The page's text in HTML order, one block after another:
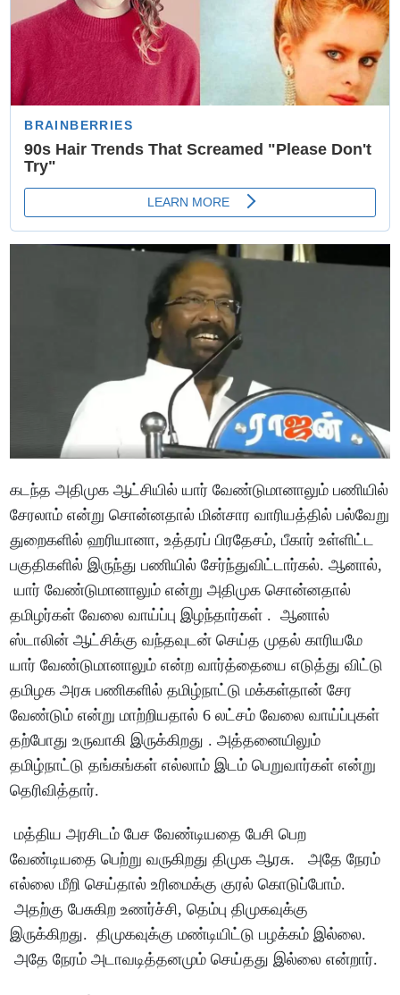
கடந்த அதிமுக ஆட்சியில் யார் வேண்டுமானாலும் பணியில்
சேரலாம் என்று சொன்னதால் மின்சார வாரியத்தில் பல்வேறு
துறைகளில் ஹரியானா, உத்தரப் பிரதேசம், பீகார் உள்ளிட்ட
பகுதிகளில் இருந்து பணியில் சேர்ந்துவிட்டார்கல். ஆனால்,
யார் வேண்டுமானாலும் என்று அதிமுக சொன்னதால்
தமிழர்கள் வேலை வாய்ப்பு இழந்தார்கள் . ஆனால்
ஸ்டாலின் ஆட்சிக்கு வந்தவுடன் செய்த முதல் காரியமே
யார் வேண்டுமானாலும் என்ற வார்த்தையை எடுத்து விட்டு
தமிழக அரசு பணிகளில் தமிழ்நாட்டு மக்கள்தான் சேர
வேண்டும் என்று மாற்றியதால் 6 லட்சம் வேலை வாய்ப்புகள்
தற்போது உருவாகி இருக்கிறது . அத்தனையிலும்
தமிழ்நாட்டு தங்கங்கள் எல்லாம் இடம் பெறுவார்கள் என்று
தெரிவித்தார்.
மத்திய அரசிடம் பேச வேண்டியதை பேசி பெற
வேண்டியதை பெற்று வருகிறது திமுக ஆரசு. அதே நேரம்
எல்லை மீறி செய்தால் உரிமைக்கு குரல் கொடுப்போம்.
அதற்கு பேசுகிற உணர்ச்சி, தெம்பு திமுகவுக்கு
இருக்கிறது. திமுகவுக்கு மண்டியிட்டு பழக்கம் இல்லை.
அதே நேரம் அடாவடித்தனமும் செய்தது இல்லை என்றார்.